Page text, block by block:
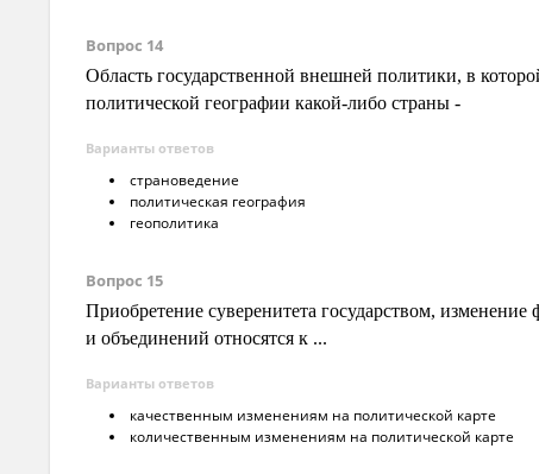
Вопрос 14
Область государственной внешней политики, в
политической географии какой-либо страны -
Варианты ответов
страноведение
политическая география
геополитика
Вопрос 15
Приобретение суверенитета государством,
и объединений относятся к ...
Варианты ответов
качественным изменениям на политической карте
количественным изменениям на политической карте